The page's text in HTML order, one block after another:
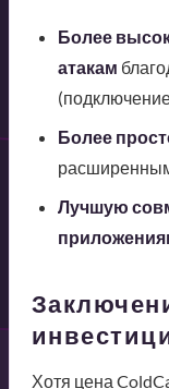
Более
атакам
Более
Лучшую
Хотя цена